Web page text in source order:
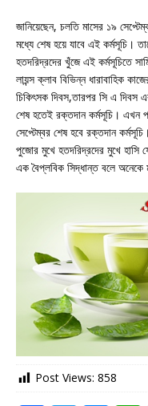
জানিয়েছেন, চলতি মাসের ১৯
মধ্যে শেষ হয়ে যাবে এই কর্মসূচি।
হতদরিদ্রদের খুঁজে এই কর্মসূচিতে
লায়ন্স ক্লাব বিভিন্ন ধারাবাহিক
চিকিৎসক দিবস,তারপর সি এ দিবস
শেষ হতেই রক্তদান কর্মসূচি। এখন
সেপ্টেম্বর শেষ হবে রক্তদান
পুজোর মুখে হতদরিদ্রদের মুখে হাসি
এক বৈপ্লবিক সিদ্ধান্ত বলে অনেকে
Post Views: 858